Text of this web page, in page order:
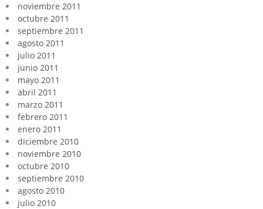
noviembre 2011
octubre 2011
septiembre 2011
agosto 2011
julio 2011
junio 2011
mayo 2011
abril 2011
marzo 2011
febrero 2011
enero 2011
diciembre 2010
noviembre 2010
octubre 2010
septiembre 2010
agosto 2010
julio 2010